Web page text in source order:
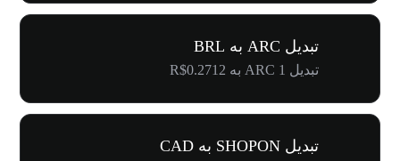
تبدیل ARC به BRL
تبدیل 1 ARC به R$0.2712
تبدیل SHOPON به CAD